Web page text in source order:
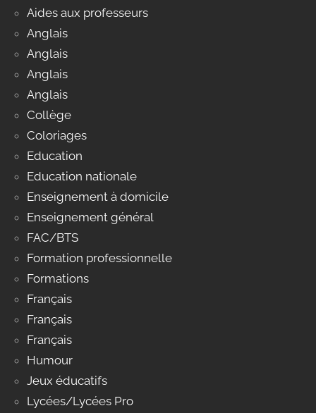
Aides aux professeurs
Anglais
Anglais
Anglais
Anglais
Collège
Coloriages
Education
Education nationale
Enseignement à domicile
Enseignement général
FAC/BTS
Formation professionnelle
Formations
Français
Français
Français
Humour
Jeux éducatifs
Lycées/Lycées Pro